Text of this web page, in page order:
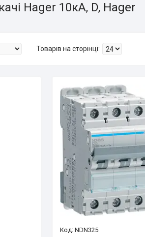
Hager 10кА, D, Hager
NDN325